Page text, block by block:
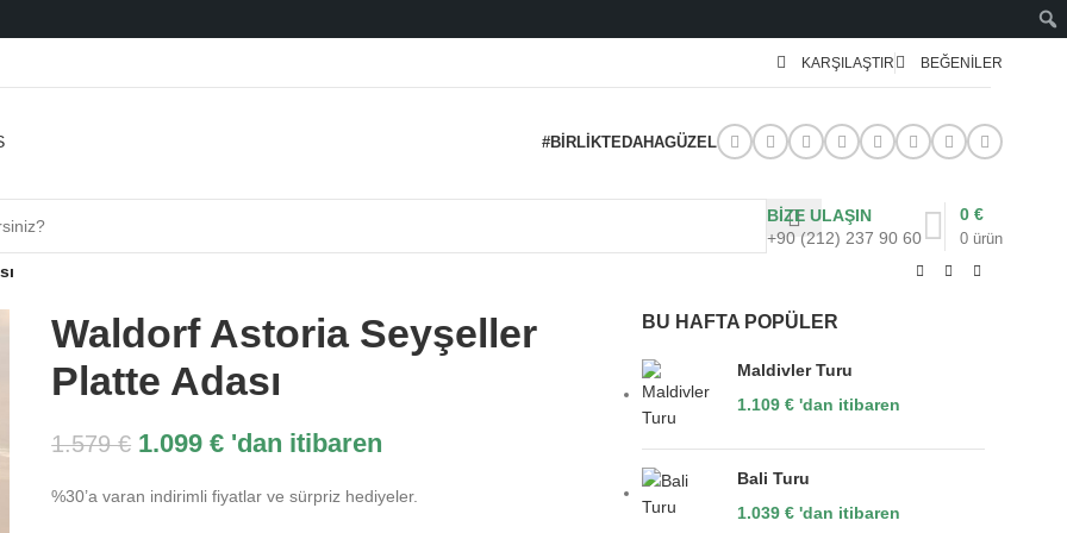
KARŞILAŞTIR BEĞENILER
#BIRLIKTEDAHAGÜZEL
BİZE ULAŞIN
+90 (212) 237 90 60
0 ürün
0 €
Waldorf Astoria Seyşeller
Platte Adası
1.579€ 1.099€ 'dan itibaren
%30’a varan indirimli fiyatlar ve sürpriz hediyeler.
BU HAFTA POPÜLER
Maldivler Turu
1.109€ 'dan itibaren
Bali Turu
1.039€ 'dan itibaren